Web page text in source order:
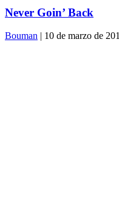
Never Goin’ Back
Bouman | 10 de marzo de